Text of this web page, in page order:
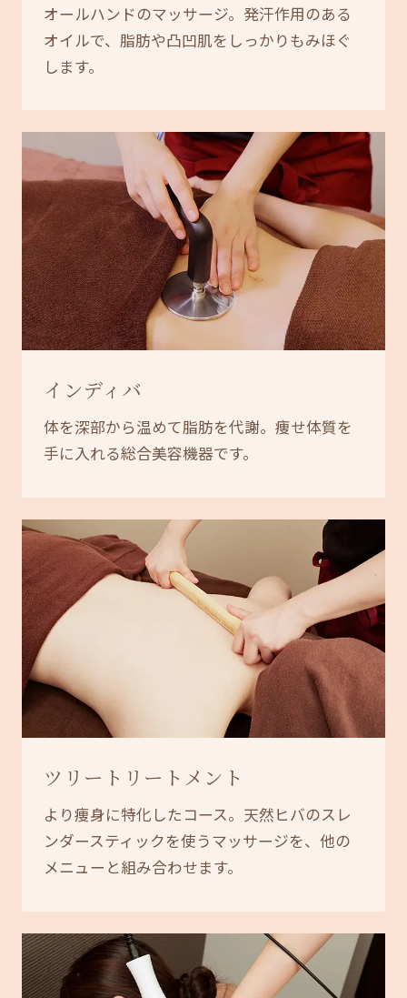
オールハンドのマッサージ。発汗作用のある
オイルで、脂肪や凸凹肌をしっかりもみほぐ
します。
インディバ
体を深部から温めて脂肪を代謝。痩せ体質を
手に入れる総合美容機器です。
ツリートリートメント
より痩身に特化したコース。天然ヒバのスレ
ンダースティックを使うマッサージを、他の
メニューと組み合わせます。